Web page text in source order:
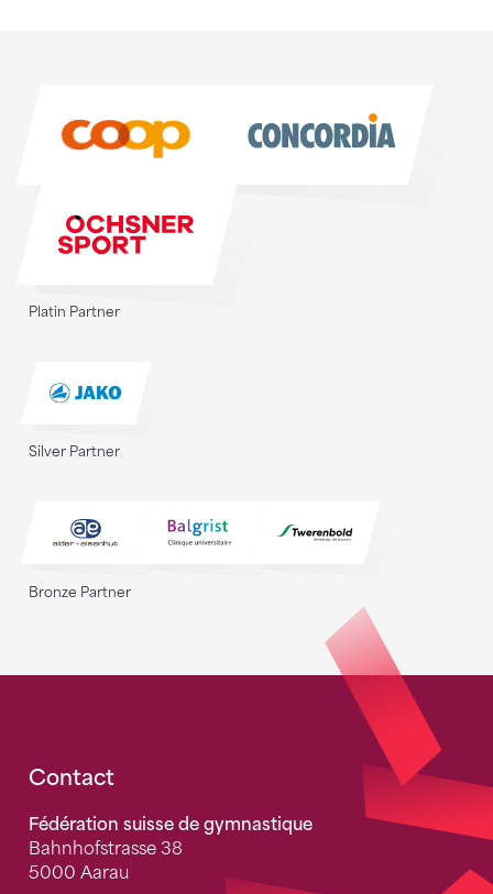
Platin Partner
Silver Partner
Bronze Partner
Fusszeile
Contact
Fédération suisse de gymnastique
Bahnhofstrasse 38
5000 Aarau